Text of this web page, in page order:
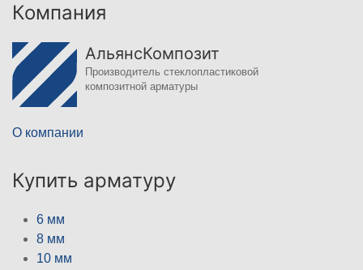
Компания
АльянсКомпозит
Производитель стеклопластиковой
композитной арматуры
О компании
Купить арматуру
6 мм
8 мм
10 мм